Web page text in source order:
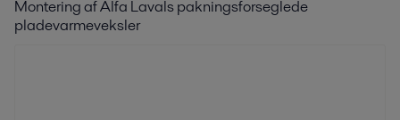
Montering af Alfa Lavals pakningsforseglede
pladevarmeveksler